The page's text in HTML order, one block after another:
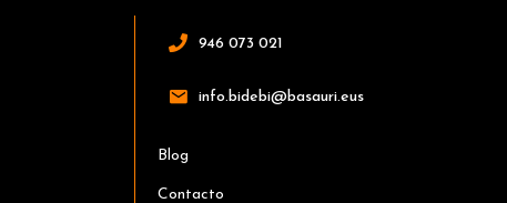
946 073 021
info.bidebi@basauri.eus
Blog
Contacto